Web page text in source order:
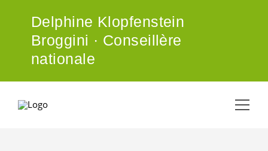
Delphine Klopfenstein
Broggini · Conseillère
nationale